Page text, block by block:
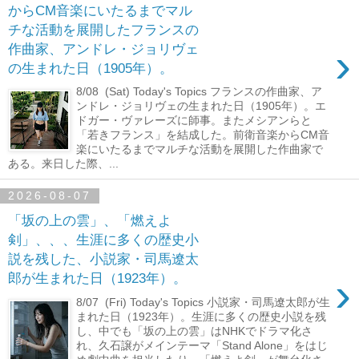
からCM音楽にいたるまでマル
チな活動を展開したフランスの
作曲家、アンドレ・ジョリヴェ
の生まれた日（1905年）。
›
8/08 (Sat) Today's Topics フランスの作曲家、ア
ンドレ・ジョリヴェの生まれた日（1905年）。エ
ドガー・ヴァレーズに師事。またメシアンらと
「若きフランス」を結成した。前衛音楽からCM音
楽にいたるまでマルチな活動を展開した作曲家で
ある。来日した際、...
2026-08-07
「坂の上の雲」、「燃えよ
剣」、、、生涯に多くの歴史小
説を残した、小説家・司馬遼太
郎が生まれた日（1923年）。
›
8/07 (Fri) Today's Topics 小説家・司馬遼太郎が生
まれた日（1923年）。生涯に多くの歴史小説を残
し、中でも「坂の上の雲」はNHKでドラマ化さ
れ、久石譲がメインテーマ「Stand Alone」をはじ